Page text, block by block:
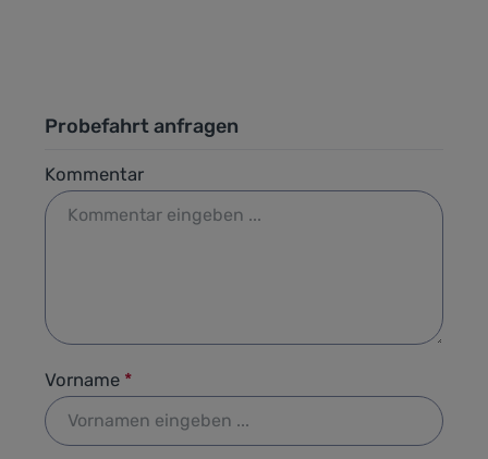
Probefahrt anfragen
Kommentar
Vorname *